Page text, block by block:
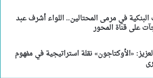
في مرمى المحتالين.. اللواء أشرف عبد
على قناة المحور
«الأوكتاجون» نقلة استراتيجية في مفهوم